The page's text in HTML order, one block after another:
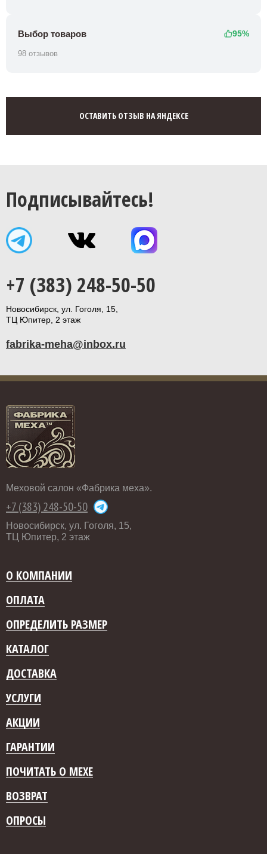
Выбор товаров 95%
98 отзывов
ОСТАВИТЬ ОТЗЫВ НА ЯНДЕКСЕ
Подписывайтесь!
+7 (383) 248-50-50
Новосибирск, ул. Гоголя, 15,
ТЦ Юпитер, 2 этаж
fabrika-meha@inbox.ru
Меховой салон «Фабрика меха».
+7 (383) 248-50-50
Новосибирск, ул. Гоголя, 15,
ТЦ Юпитер, 2 этаж
О КОМПАНИИ
ОПЛАТА
ОПРЕДЕЛИТЬ РАЗМЕР
КАТАЛОГ
ДОСТАВКА
УСЛУГИ
АКЦИИ
ГАРАНТИИ
ПОЧИТАТЬ О МЕХЕ
ВОЗВРАТ
ОПРОСЫ